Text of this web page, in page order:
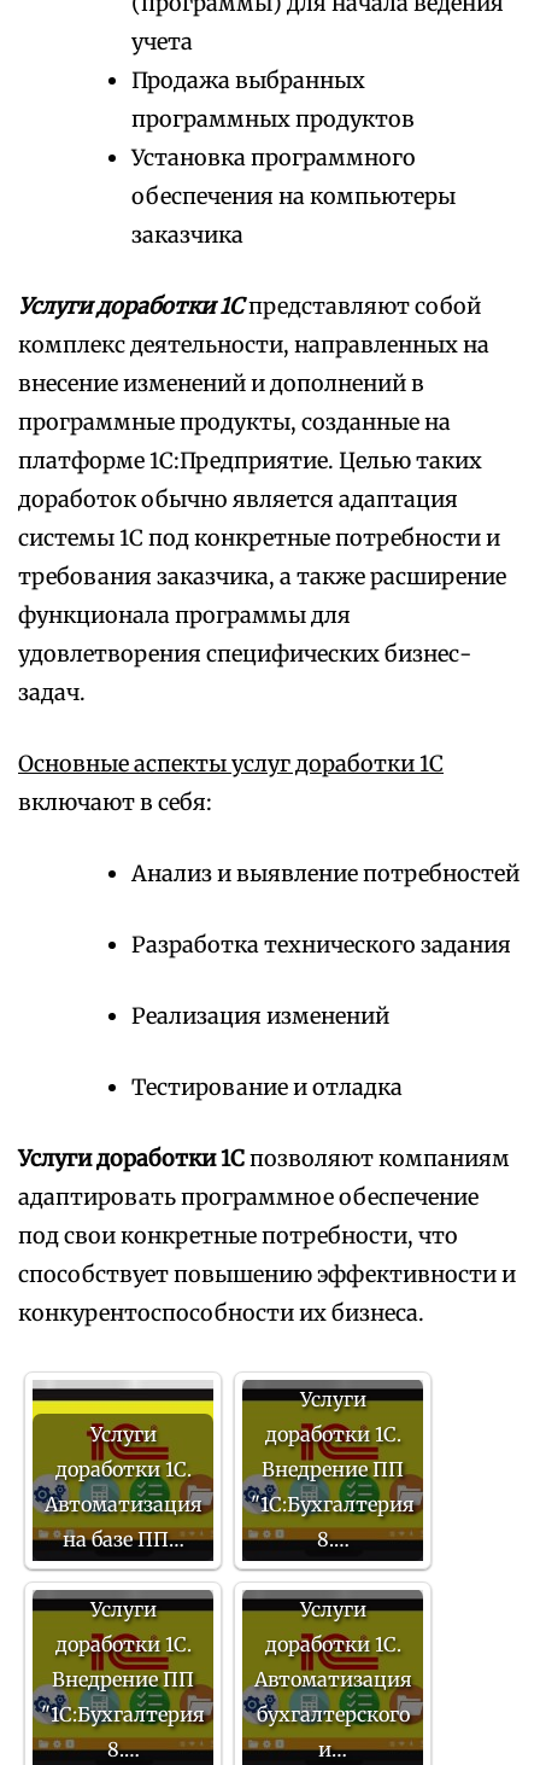
учета
Продажа выбранных
программных продуктов
Установка программного
обеспечения на компьютеры
заказчика
Услуги доработки 1Спредставляют собой
комплекс деятельности, направленных на
внесение изменений и дополнений в
программные продукты, созданные на
платформе 1С:Предприятие. Целью таких
доработок обычно является адаптация
системы 1С под конкретные потребности и
требования заказчика, а также расширение
функционала программы для
удовлетворения специфических бизнес-
задач.
Основные аспекты услуг доработки 1С
включают в себя:
Анализ и выявление потребностей
Разработка технического задания
Реализация изменений
Тестирование и отладка
Услуги доработки 1Спозволяют компаниям
адаптировать программное обеспечение
под свои конкретные потребности, что
способствует повышению эффективности и
конкурентоспособности их бизнеса.
Услуги
доработки 1С.
Автоматизация
на базе ПП…
Услуги
доработки 1С.
Внедрение ПП
"1С:Бухгалтерия
8.…
Услуги
доработки 1С.
Внедрение ПП
"1С:Бухгалтерия
8.…
Услуги
доработки 1С.
Автоматизация
бухгалтерского
и…